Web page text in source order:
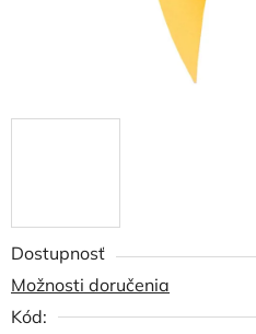
Dostupnosť
Možnosti doručenia
Kód: